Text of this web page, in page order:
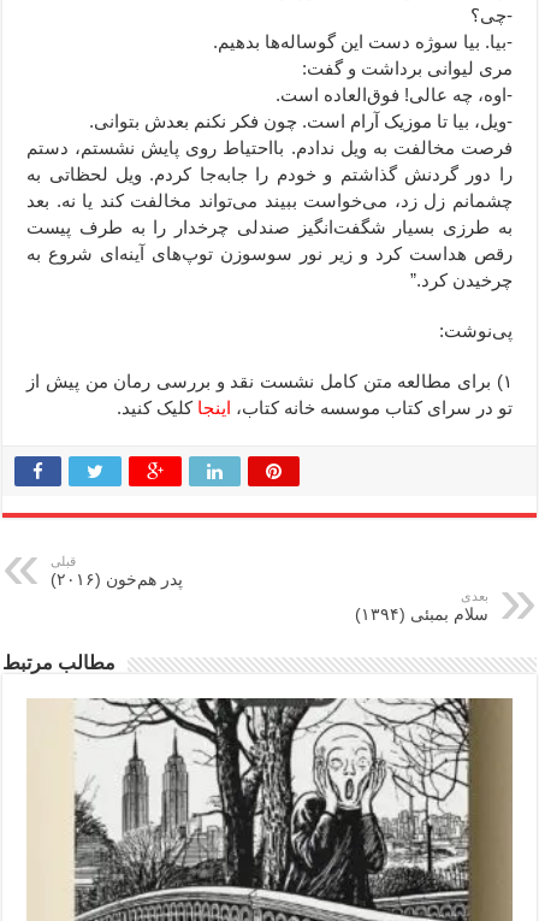
-چی؟
-بیا. بیا سوژه دست این گوساله‌ها بدهیم.
مری لیوانی برداشت و گفت:
-اوه، چه عالی! فوق‌العاده است.
-ویل، بیا تا موزیک آرام است. چون فکر نکنم بعدش بتوانی.
فرصت مخالفت به ویل ندادم. بااحتیاط روی پایش نشستم، دستم
را دور گردنش گذاشتم و خودم را جابه‌جا کردم. ویل لحظاتی به
چشمانم زل زد، می‌خواست ببیند می‌تواند مخالفت کند یا نه. بعد
به طرزی بسیار شگفت‌انگیز صندلی چرخدار را به طرف پیست
رقص هداست کرد و زیر نور سوسوزن توپ‌های آینه‌ای شروع به
چرخیدن کرد.”
پی‌نوشت:
۱) برای مطالعه متن کامل نشست نقد و بررسی رمان من پیش از
تو در سرای کتاب موسسه خانه کتاب، اینجاکلیک کنید.
قبلی
پدر هم‌خون (۲۰۱۶)
بعدی
سلام بمبئی (۱۳۹۴)
مطالب مرتبط